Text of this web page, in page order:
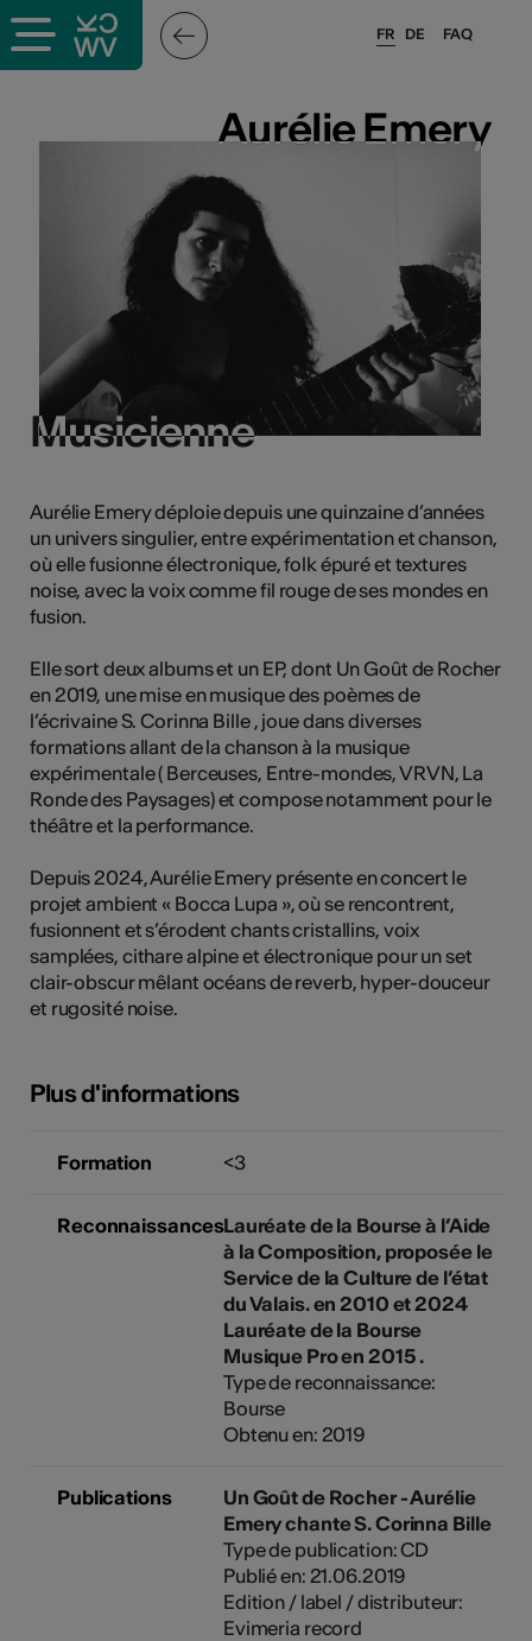
FAQ
FR DE
Aurélie Emery
Musicienne
Aurélie Emery
Musicienne
Aurélie Emery déploie depuis une quinzaine d’années
un univers singulier, entre expérimentation et chanson,
où elle fusionne électronique, folk épuré et textures
noise, avec la voix comme fil rouge de ses mondes en
fusion.
Elle sort deux albums et un EP, dont Un Goût de Rocher
en 2019, une mise en musique des poèmes de
l’écrivaine S. Corinna Bille , joue dans diverses
formations allant de la chanson à la musique
expérimentale ( Berceuses, Entre-mondes, VRVN, La
Ronde des Paysages) et compose notamment pour le
théâtre et la performance.
Depuis 2024, Aurélie Emery présente en concert le
projet ambient « Bocca Lupa », où se rencontrent,
fusionnent et s’érodent chants cristallins, voix
samplées, cithare alpine et électronique pour un set
clair-obscur mêlant océans de reverb, hyper-douceur
et rugosité noise.
Plus d'informations
Formation <3
ReconnaissancesLauréate de la Bourse à l’Aide
à la Composition, proposée le
Service de la Culture de l’état
du Valais. en 2010 et 2024
Lauréate de la Bourse
Musique Pro en 2015 .
Type de reconnaissance:
Bourse
Obtenu en: 2019
Publications
Un Goût de Rocher - Aurélie
Emery chante S. Corinna Bille
Type de publication: CD
Publié en: 21.06.2019
Edition / label / distributeur:
Evimeria record